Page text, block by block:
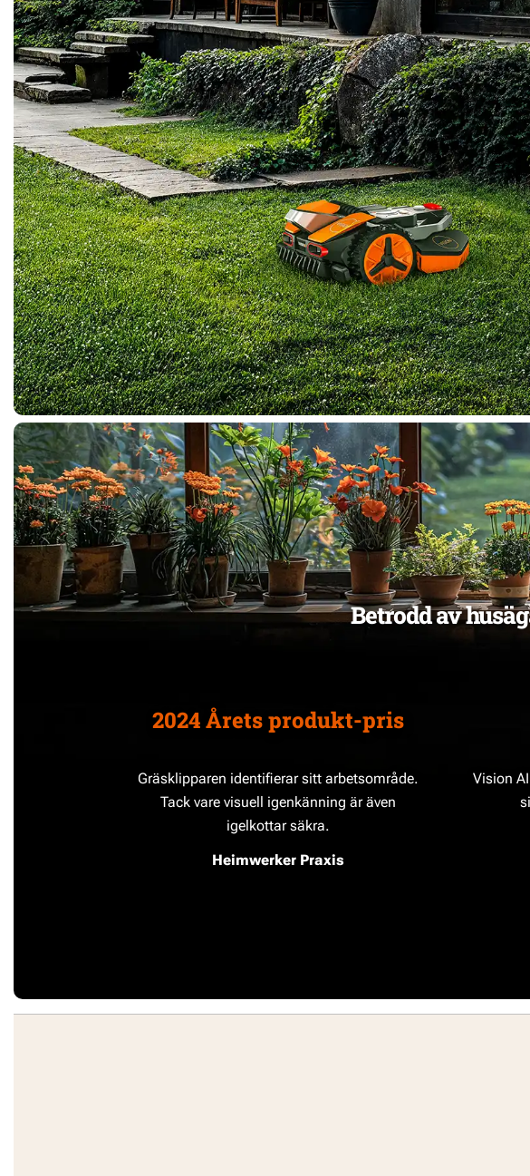
Betrodd av
2024 Årets produkt-pris
Gräsklipparen identifierar sitt arbetsområde.
Tack vare visuell igenkänning är även
igelkottar säkra.
Heimwerker Praxis
Vision